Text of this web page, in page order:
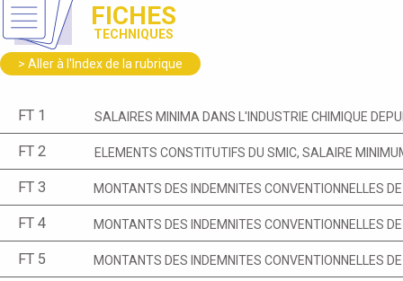
FICHES
TECHNIQUES
> Aller à l'Index de la rubrique
FT 1 SALAIRES MINIMA DANS L'INDUSTRIE CHIMIQUE
FT 2 ELEMENTS CONSTITUTIFS DU SMIC, SALAIRE
FT 3 MONTANTS DES INDEMNITES CONVENTIONNELLES
FT 4 MONTANTS DES INDEMNITES CONVENTIONNELLES
FT 5 MONTANTS DES INDEMNITES CONVENTIONNELLES